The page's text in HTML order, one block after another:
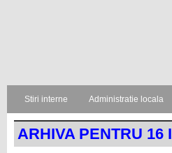
Stiri interne Administratie locala
ARHIVA PENTRU 16